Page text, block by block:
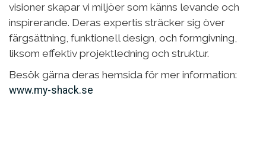
visioner skapar vi miljöer som känns levande och
inspirerande. Deras expertis sträcker sig över
färgsättning, funktionell design, och formgivning,
liksom effektiv projektledning och struktur.
Besök gärna deras hemsida för mer information:
www.my-shack.se